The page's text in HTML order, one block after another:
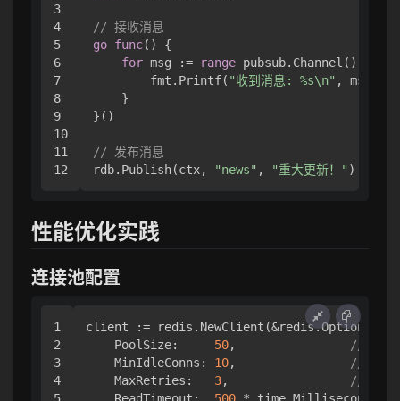
3
4
5
6
7
8
9
10
11
// 接收消息
go func()
{
for msg := range pubsub.Channel() {
        fmt.Printf(
"收到消息: %s\n" ,
    }
}()
// 发布消息
rdb.Publish(ctx,
"news" , "重大更新！"
性能优化实践
连接池配置
1
2
3
4
client := redis.NewClient(&redis.Options{
    PoolSize:
50,
// 最大
    MinIdleConns:
10,
// 最小
    MaxRetries:
3,
// 最大